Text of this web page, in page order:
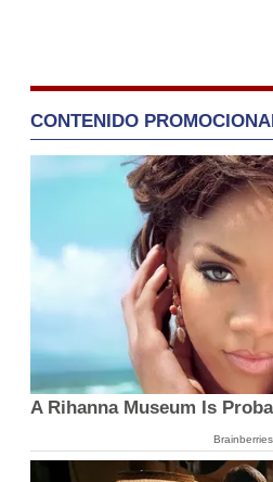
CONTENIDO
A Rihanna Museum Is
Brainberries